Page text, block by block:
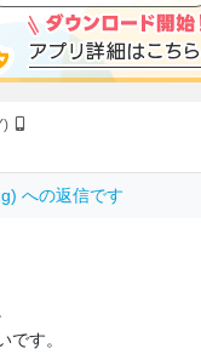
への返信です
す。